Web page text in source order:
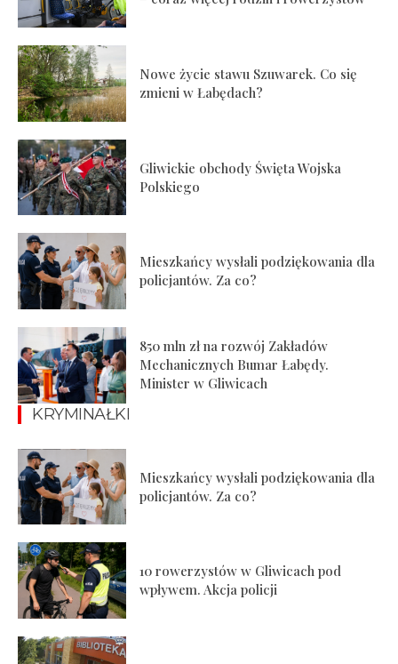
Nowe życie stawu Szuwarek. Co się
zmieni w Łabędach?
Gliwickie obchody Święta Wojska
Polskiego
Mieszkańcy wysłali podziękowania dla
policjantów. Za co?
850 mln zł na rozwój Zakładów
Mechanicznych Bumar Łabędy.
Minister w Gliwicach
KRYMINAŁKI
Mieszkańcy wysłali podziękowania dla
policjantów. Za co?
10 rowerzystów w Gliwicach pod
wpływem. Akcja policji